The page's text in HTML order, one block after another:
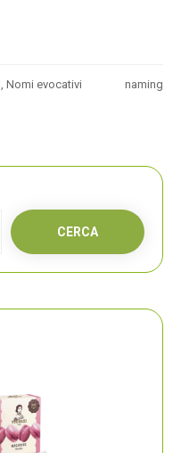
naming
, Nomi evocativi
CERCA